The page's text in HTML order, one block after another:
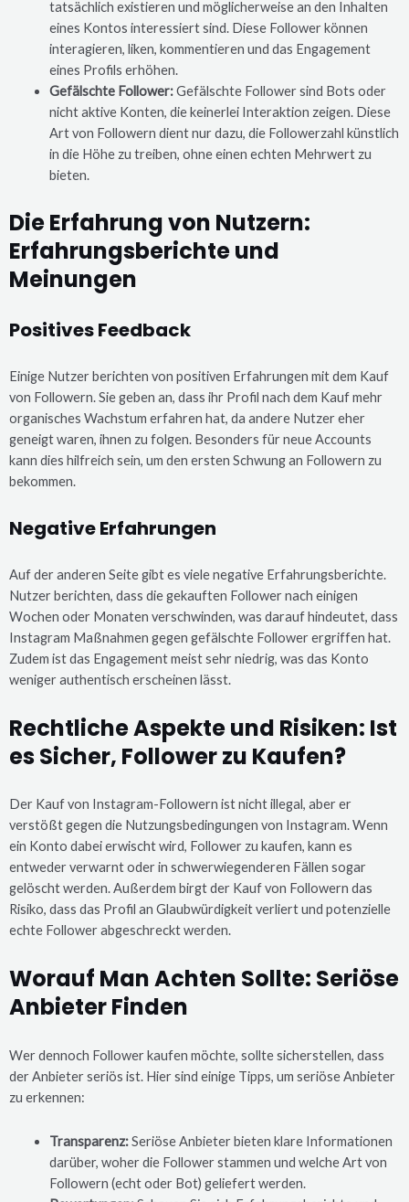
tatsächlich existieren und möglicherweise an den Inhalten
eines Kontos interessiert sind. Diese Follower können
interagieren, liken, kommentieren und das Engagement
eines Profils erhöhen.
Gefälschte Follower:Gefälschte Follower sind Bots oder
nicht aktive Konten, die keinerlei Interaktion zeigen. Diese
Art von Followern dient nur dazu, die Followerzahl künstlich
in die Höhe zu treiben, ohne einen echten Mehrwert zu
bieten.
Die Erfahrung von Nutzern:
Erfahrungsberichte und
Meinungen
Positives Feedback
Einige Nutzer berichten von positiven Erfahrungen mit dem Kauf
von Followern. Sie geben an, dass ihr Profil nach dem Kauf mehr
organisches Wachstum erfahren hat, da andere Nutzer eher
geneigt waren, ihnen zu folgen. Besonders für neue Accounts
kann dies hilfreich sein, um den ersten Schwung an Followern zu
bekommen.
Negative Erfahrungen
Auf der anderen Seite gibt es viele negative Erfahrungsberichte.
Nutzer berichten, dass die gekauften Follower nach einigen
Wochen oder Monaten verschwinden, was darauf hindeutet, dass
Instagram Maßnahmen gegen gefälschte Follower ergriffen hat.
Zudem ist das Engagement meist sehr niedrig, was das Konto
weniger authentisch erscheinen lässt.
Rechtliche Aspekte und Risiken: Ist
es Sicher, Follower zu Kaufen?
Der Kauf von Instagram-Followern ist nicht illegal, aber er
verstößt gegen die Nutzungsbedingungen von Instagram. Wenn
ein Konto dabei erwischt wird, Follower zu kaufen, kann es
entweder verwarnt oder in schwerwiegenderen Fällen sogar
gelöscht werden. Außerdem birgt der Kauf von Followern das
Risiko, dass das Profil an Glaubwürdigkeit verliert und potenzielle
echte Follower abgeschreckt werden.
Worauf Man Achten Sollte: Seriöse
Anbieter Finden
Wer dennoch Follower kaufen möchte, sollte sicherstellen, dass
der Anbieter seriös ist. Hier sind einige Tipps, um seriöse Anbieter
zu erkennen:
Transparenz:Seriöse Anbieter bieten klare Informationen
darüber, woher die Follower stammen und welche Art von
Followern (echt oder Bot) geliefert werden.